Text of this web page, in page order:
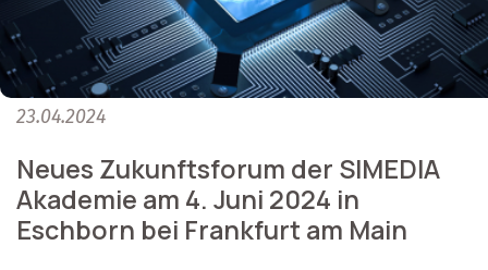
23.04.2024
Neues Zukunftsforum der SIMEDIA
Akademie am 4. Juni 2024 in
Eschborn bei Frankfurt am Main